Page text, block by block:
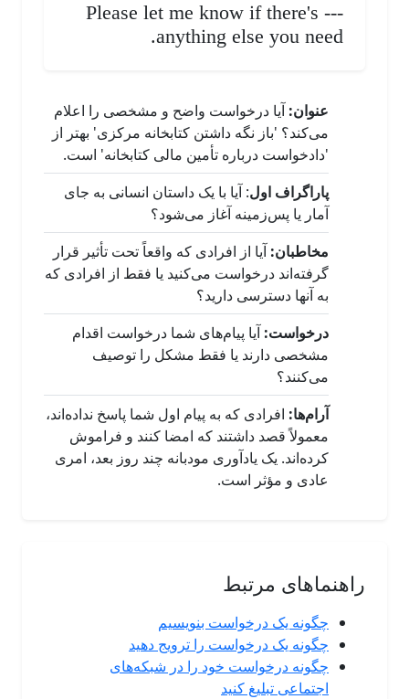
--- Please let me know if there's
anything else you need.
عنوان: آیا درخواست واضح و مشخصی را اعلام
می‌کند؟ 'باز نگه داشتن کتابخانه مرکزی' بهتر از
'دادخواست درباره تأمین مالی کتابخانه' است.
پاراگراف اول: آیا با یک داستان انسانی به جای
آمار یا پس‌زمینه آغاز می‌شود؟
مخاطبان: آیا از افرادی که واقعاً تحت تأثیر قرار
گرفته‌اند درخواست می‌کنید یا فقط از افرادی که
به آنها دسترسی دارید؟
درخواست: آیا پیام‌های شما درخواست اقدام
مشخصی دارند یا فقط مشکل را توصیف
می‌کنند؟
آرام‌ها: افرادی که به پیام اول شما پاسخ نداده‌اند،
معمولاً قصد داشتند که امضا کنند و فراموش
کرده‌اند. یک یادآوری مودبانه چند روز بعد، امری
عادی و مؤثر است.
راهنماهای مرتبط
چگونه یک درخواست بنویسیم
چگونه یک درخواست را ترویج دهید
چگونه درخواست خود را در شبکه‌های
اجتماعی تبلیغ کنید